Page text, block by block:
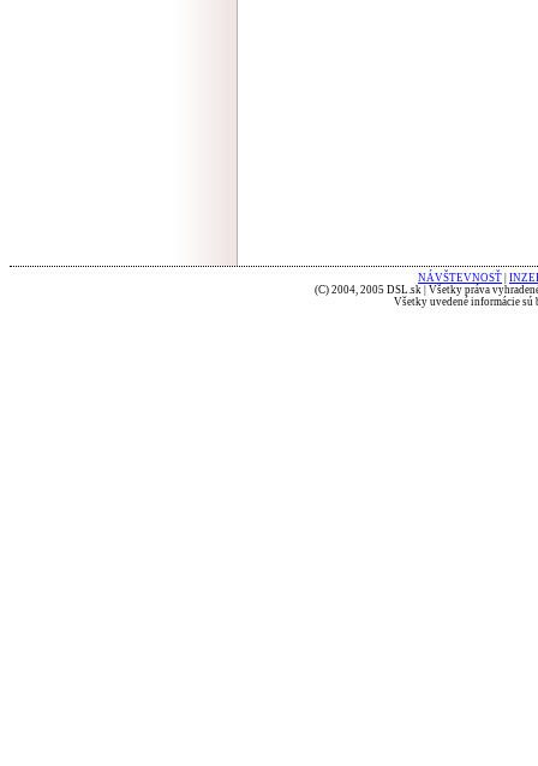
NÁVŠTEVNOSŤ
(C) 2004, 2005 DSL.sk | Všetky práva
Všetky uvedené informácie sú